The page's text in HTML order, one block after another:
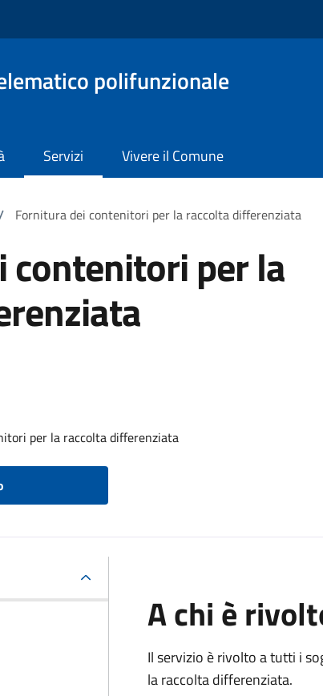
polifunzionale
Servizi Vivere il Comune
Fornitura dei contenitori per la raccolta differenziata
contenitori per la
per la raccolta differenziata
A chi è
Il servizio è rivolto a tutti i
la raccolta differenziata.